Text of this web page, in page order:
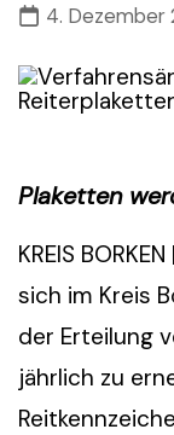
4. Dezember
Plaketten
KREIS
sich im Kreis
der Erteilung
jährlich zu